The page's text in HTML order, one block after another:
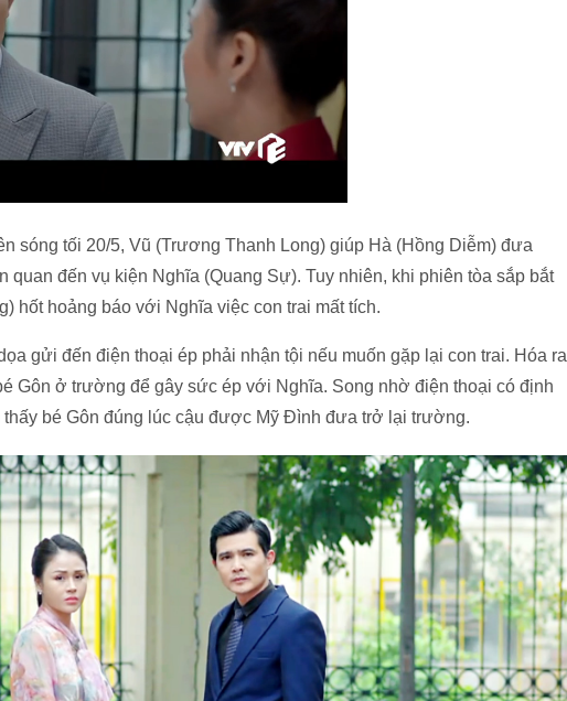
sóng tối 20/5, Vũ (Trương Thanh Long) giúp Hà (Hồng Diễm) đưa
quan đến vụ kiện Nghĩa (Quang Sự). Tuy nhiên, khi phiên tòa sắp bắt
hốt hoảng báo với Nghĩa việc con trai mất tích.
gửi đến điện thoại ép phải nhận tội nếu muốn gặp lại con trai. Hóa ra
Gôn ở trường để gây sức ép với Nghĩa. Song nhờ điện thoại có định
thấy bé Gôn đúng lúc cậu được Mỹ Đình đưa trở lại trường.